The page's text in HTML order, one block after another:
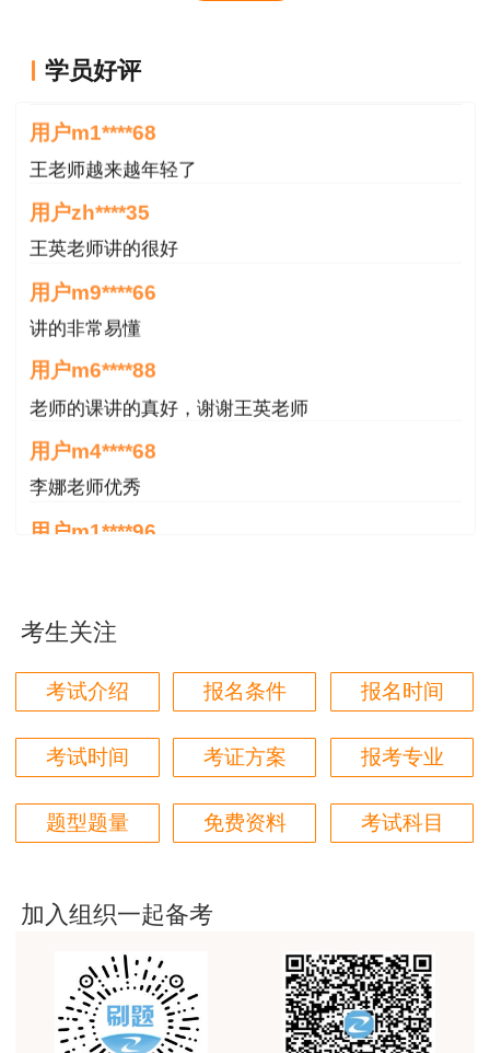
学员好评
用户m2****88
一如既往的好
用户m1****68
王老师越来越年轻了
用户zh****35
王英老师讲的很好
用户m9****66
讲的非常易懂
用户m6****88
老师的课讲的真好，谢谢王英老师
用户m4****68
李娜老师优秀
用户m1****96
用户m1****96
三个字讲得好
用户85****06
真的是把学习变成自己能理解的语言最重要！
太喜欢王英老师了
平台历史购买的课程，老师讲的多非常好
用户m2****68
老师讲的很细致很认真，课件准备充分也非常有耐
心，听了老师的课很有收获，谢谢老师的付出和努
力。
考生关注
考试介绍 报名条件 报名时间
考试时间 考证方案 报考专业
题型题量 免费资料 考试科目
加入组织一起备考